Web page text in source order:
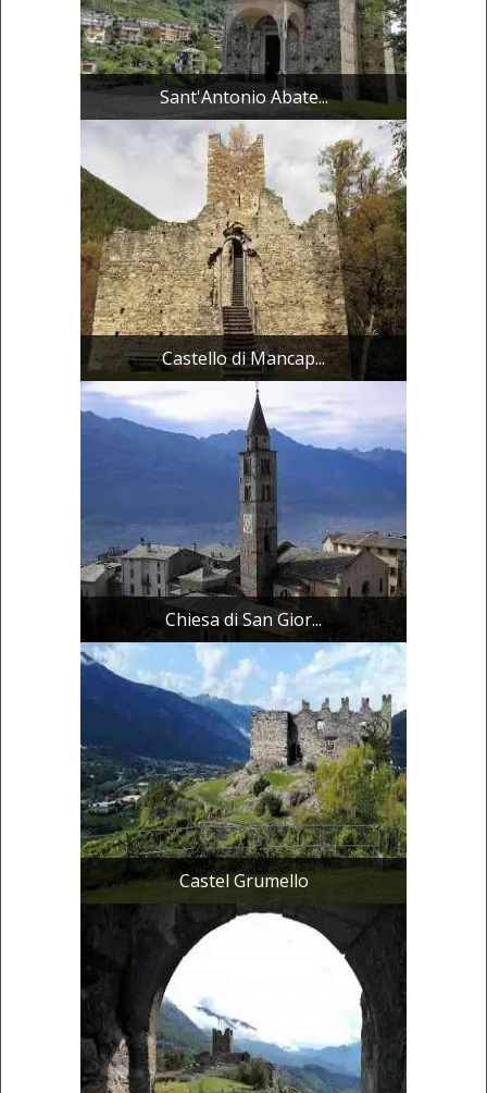
Sant'Antonio Abate...
Castello di Mancap...
Chiesa di San Gior...
Castel Grumello